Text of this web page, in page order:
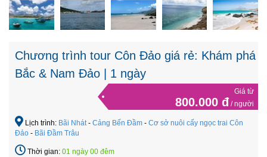
Chương trình tour Côn Đảo giá rẻ: Khám phá
Bắc & Nam Đảo | 1 ngày
Giá từ
800.000 đ / người
Lịch trình: Bãi Nhát- Cảng Bến Đầm - Cơ sở nuôi cấy ngọc trai Côn
Đảo - Bãi Đầm Trâu
Thời gian: 01 ngày 00 đêm